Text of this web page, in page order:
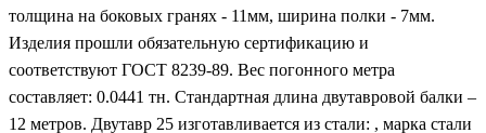
толщина на боковых гранях - 11мм, ширина полки - 7мм.
Изделия прошли обязательную сертификацию и
соответствуют ГОСТ 8239-89. Вес погонного метра
составляет: 0.0441 тн. Стандартная длина двутавровой балки –
12 метров. Двутавр 25 изготавливается из стали: , марка стали